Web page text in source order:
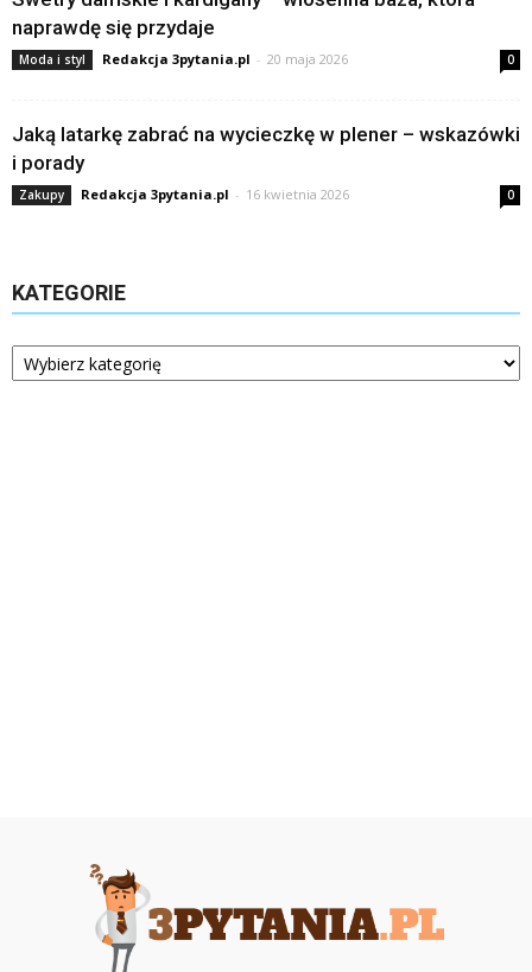
naprawdę się przydaje
Moda i styl Redakcja 3pytania.pl - 20 maja 2026 0
Jaką latarkę zabrać na wycieczkę w plener – wskazówki
i porady
Zakupy Redakcja 3pytania.pl - 16 kwietnia 2026 0
KATEGORIE
Kategorie